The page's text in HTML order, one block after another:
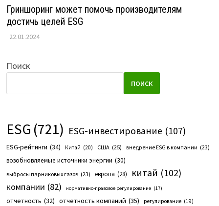
Гриншоринг может помочь производителям
достичь целей ESG
22.01.2024
Поиск
ПОИСК
ESG (721) ESG-инвестирование (107)
ESG-рейтинги (34) Китай (20) США (25) внедрение ESG в компании (23)
возобновляемые источники энергии (30)
выбросы парниковых газов (23) европа (28) китай (102)
компании (82) нормативно-правовое регулирование (17)
отчетность (32) отчетность компаний (35) регулирование (19)